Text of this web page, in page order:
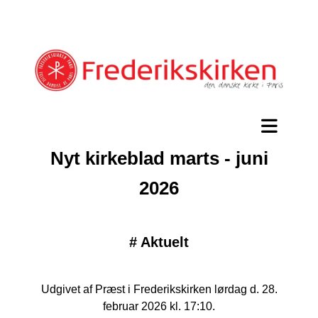
Nyt kirkeblad marts - juni
2026
# Aktuelt
Udgivet af Præst i Frederikskirken lørdag d. 28.
februar 2026 kl. 17:10.